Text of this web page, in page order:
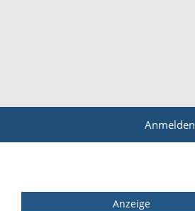
Anmelden
Anzeige